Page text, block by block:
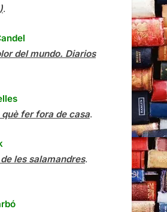
.
del mundo. Diarios
què fer fora de casa.
les salamandres.